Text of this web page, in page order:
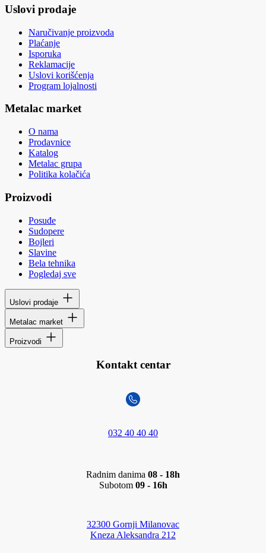
Uslovi prodaje
Naručivanje proizvoda
Plaćanje
Isporuka
Reklamacije
Uslovi korišćenja
Program lojalnosti
Metalac market
O nama
Prodavnice
Katalog
Metalac grupa
Politika kolačića
Proizvodi
Posuđe
Sudopere
Bojleri
Slavine
Bela tehnika
Pogledaj sve
Uslovi prodaje
Metalac market
Proizvodi
Kontakt centar
032 40 40 40
Radnim danima 08 - 18h
Subotom 09 - 16h
32300 Gornji Milanovac
Kneza Aleksandra 212